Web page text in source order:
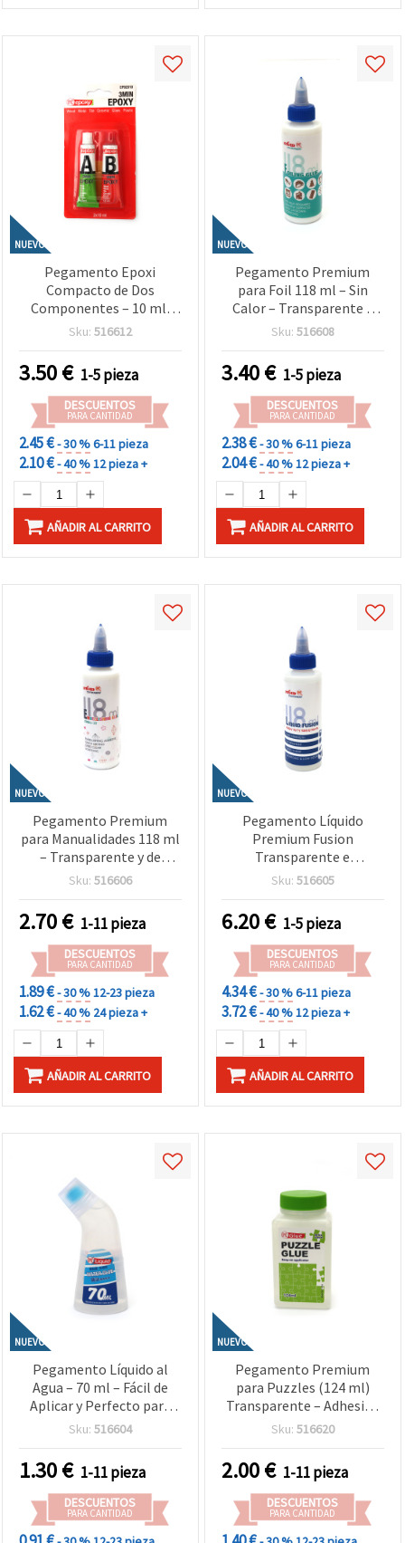
NUEVO
Pegamento Epoxi
Compacto de Dos
Componentes – 10 ml,
Ultra Fuerte,
Rápido, Adhesivo Ideal
para Manualidades,
Joyería, Madera, Metal y
Reparaciones de Precisión
Sku: 516612
3.50€ 1-5 pieza
DESCUENTOS
PARA CANTIDAD
2.45 €- 30 %6-11 pieza
2.10 €- 40 %12 pieza +
AÑADIR AL CARRITO
NUEVO
Pegamento Premium
para Foil 118 ml – Sin
Calor – Transparente y
Suave, Ideal para
Scrapbooking: Diseños
Metalizados en Color
Plata y Color Oro sobre
Papel, Tela y Lienzo
Sku: 516608
3.40€ 1-5 pieza
DESCUENTOS
PARA CANTIDAD
2.38 €- 30 %6-11 pieza
2.04 €- 40 %12 pieza +
AÑADIR AL CARRITO
NUEVO
Pegamento Premium
para Manualidades 118 ml
– Transparente y de
Secado Rápido – Ideal
Piedras, Cuentas y
Elementos Decorativos
con Precisión y Acabado
Cristalino
Sku: 516606
2.70€ 1-11 pieza
DESCUENTOS
PARA CANTIDAD
1.89 €- 30 %12-23 pieza
1.62 €- 40 % 24 pieza +
AÑADIR AL CARRITO
NUEVO
Pegamento Líquido
Premium Fusion
Transparente e
Impermeable – 118 ml –
Flexible Ideal para
Bisutería, Manualidades y
Proyectos DIY en Casa
Sku: 516605
6.20€ 1-5 pieza
DESCUENTOS
PARA CANTIDAD
4.34 €- 30 %6-11 pieza
3.72 €- 40 %12 pieza +
AÑADIR AL CARRITO
NUEVO
Pegamento Líquido al
Agua – 70 ml – Fácil de
Aplicar y Perfecto para
Manualidades Creativas,
Proyectos Escolares
Sku: 516604
1.30€ 1-11 pieza
DESCUENTOS
PARA CANTIDAD
NUEVO
Pegamento Premium
para Puzzles (124 ml)
Transparente – Adhesivo
Fácil de Aplicar y de
y Exponer Puzzles
Terminados
Sku: 516620
2.00€ 1-11 pieza
DESCUENTOS
PARA CANTIDAD